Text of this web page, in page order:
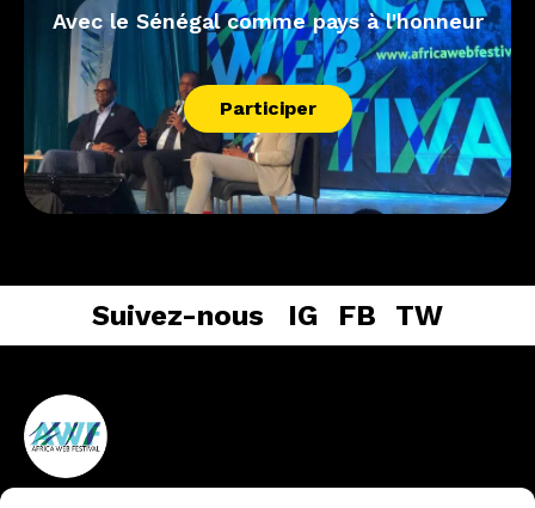
Avec le Sénégal comme pays à l'honneur
Participer
Suivez-nous IG FB TW